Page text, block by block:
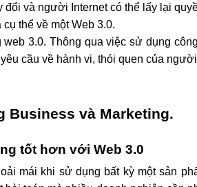
đổi và người Internet có thể lấy lại
thể về một Web 3.0.
3.0. Thông qua việc sử dụng
cầu về hành vi, thói quen của
Business và Marketing.
tốt hơn với Web 3.0
mái khi sử dụng bất kỳ một sản